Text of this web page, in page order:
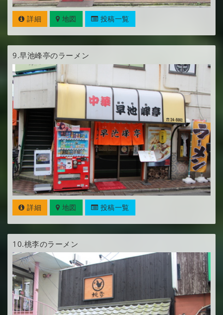
詳細 地図 投稿一覧
9.早池峰亭のラーメン
詳細 地図 投稿一覧
10.桃李のラーメン